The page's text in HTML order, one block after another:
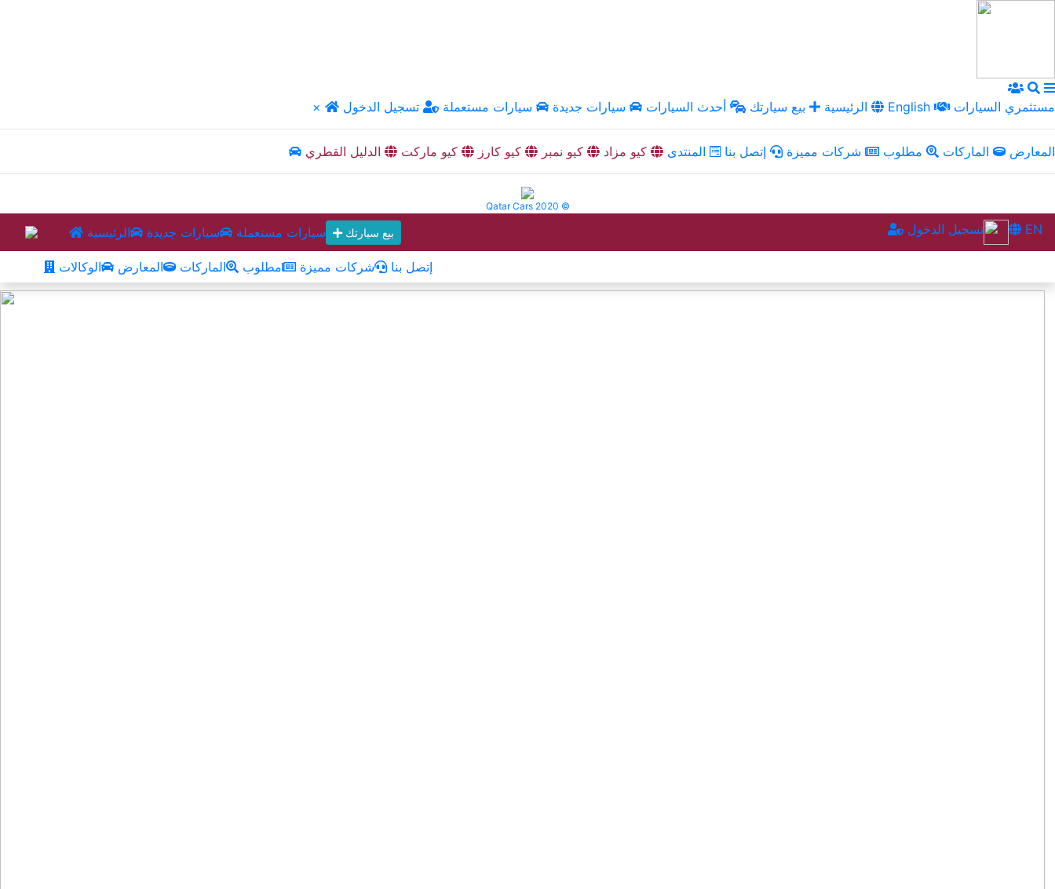
× الرئيسية بيع سيارتك أحدث السيارات سيارات جديدة سيارات مستعملة تسجيل الدخول English مستثمري السيارات
المعارض الماركات مطلوب شركات مميزة إتصل بنا المنتدى كيو مزاد كيو نمبر كيو كارز كيو ماركت الدليل القطري
Qatar Cars 2020 ©
الرئيسية سيارات جديدة سيارات مستعملة بيع سيارتك تسجيل الدخول EN
الوكالات المعارض الماركات مطلوب شركات مميزة إتصل بنا